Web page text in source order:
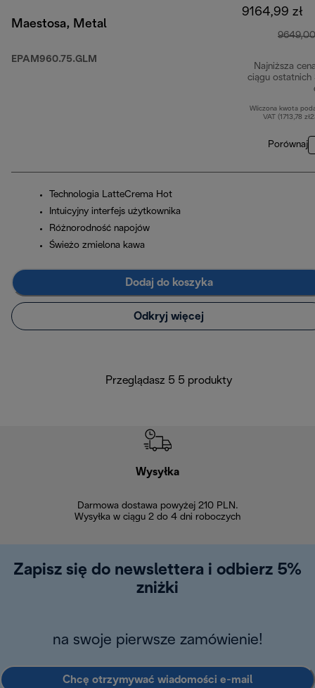
Maestosa, Metal
EPAM960.75.GLM
9164,99 zł
9649,00
Najniższa
ciągu ostatnich
Wliczona kwota
VAT (1713,78
Porównaj
Technologia LatteCrema Hot
Intuicyjny interfejs użytkownika
Różnorodność napojów
Świeżo zmielona kawa
Dodaj do koszyka
Odkryj więcej
Przeglądasz 5 5 produkty
Wysyłka
Darmowa dostawa powyżej 210 PLN.
Wysyłka w ciągu 2 do 4 dni roboczych
Zapisz się do newslettera i odbierz 5%
zniżki
na swoje pierwsze zamówienie!
Chcę otrzymywać wiadomości e-mail